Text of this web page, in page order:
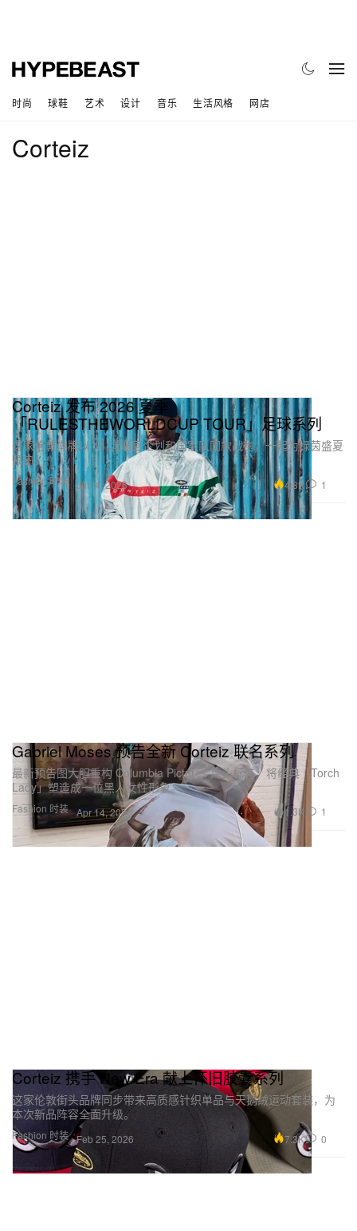
时尚 球鞋 艺术 设计 音乐 生活风格 网店
Corteiz
Fashion 时装
Corteiz 发布 2026 夏季
「RULESTHEWORLDCUP TOUR」足球系列
这家伦敦潮牌以 11 城巡回企划和国家队同款战袍，一起为绿茵盛夏
预热。
Jun 4, 2026 4.8K 1
Fashion 时装
Gabriel Moses 预告全新 Corteiz 联名系列
最新预告图大胆重构 Columbia Pictures 片头标志，将经典「Torch
Lady」塑造成一位黑人女性形象。
Apr 14, 2026 1.3K 1
Fashion 时装
Corteiz 携手 New Era 献上怀旧胶囊系列
这家伦敦街头品牌同步带来高质感针织单品与天鹅绒运动套装，为
本次新品阵容全面升级。
Feb 25, 2026 7.3K 0